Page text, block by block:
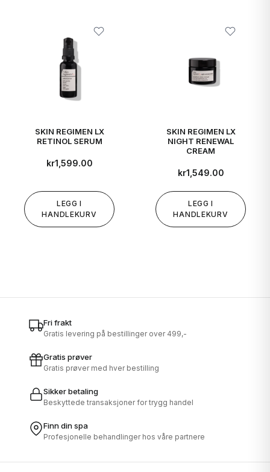
SKIN REGIMEN LX
RETINOL SERUM
kr1,599.00
LEGG I
HANDLEKURV
SKIN REGIMEN LX
NIGHT RENEWAL
CREAM
kr1,549.00
LEGG I
HANDLEKURV
Fri frakt
Gratis levering på bestillinger over 499,-
Gratis prøver
Gratis prøver med hver bestilling
Sikker betaling
Beskyttede transaksjoner for trygg handel
Finn din spa
Profesjonelle behandlinger hos våre partnere